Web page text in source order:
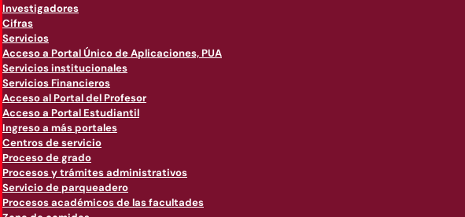
Investigadores
Cifras
Servicios
Acceso a Portal Único de Aplicaciones, PUA
Servicios institucionales
Servicios Financieros
Acceso al Portal del Profesor
Acceso a Portal Estudiantil
Ingreso a más portales
Centros de servicio
Proceso de grado
Procesos y trámites administrativos
Servicio de parqueadero
Procesos académicos de las facultades